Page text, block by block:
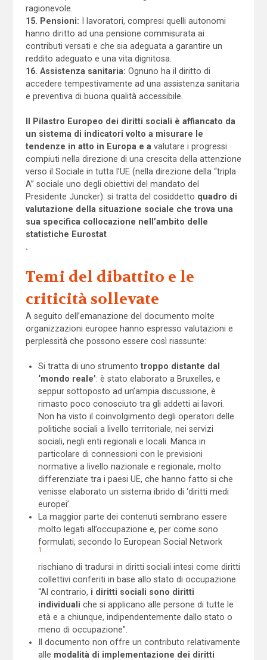
ragionevole.
15. Pensioni:
I lavoratori, compresi quelli autonomi
hanno diritto ad una pensione commisurata ai
contributi versati e che sia adeguata a garantire un
reddito adeguato e una vita dignitosa.
16. Assistenza sanitaria: Ognuno ha il diritto di
accedere tempestivamente ad una assistenza sanitaria
e preventiva di buona qualità accessibile.
Il Pilastro Europeo dei diritti sociali è affiancato da
un sistema di indicatori volto a misurare le
tendenze in atto in Europa e a valutare i progressi
compiuti nella direzione di una crescita della attenzione
verso il Sociale in tutta l’UE (nella direzione della “tripla
A” sociale uno degli obiettivi del mandato del
Presidente Juncker): si tratta del cosiddetto quadro di
valutazione della situazione sociale che trova una
sua specifica collocazione nell’ambito delle
statistiche Eurostat
.
Temi del dibattito e le
criticità sollevate
A seguito dell’emanazione del documento molte
organizzazioni europee hanno espresso valutazioni e
perplessità che possono essere così riassunte:
Si tratta di uno strumentotroppo distante dal
‘mondo reale’: è stato elaborato a Bruxelles, e
seppur sottoposto ad un’ampia discussione, è
rimasto poco conosciuto tra gli addetti ai lavori.
Non ha visto il coinvolgimento degli operatori delle
politiche sociali a livello territoriale, nei servizi
sociali, negli enti regionali e locali. Manca in
particolare di connessioni con le previsioni
normative a livello nazionale e regionale, molto
differenziate tra i paesi UE, che hanno fatto si che
venisse elaborato un sistema ibrido di ‘diritti medi
europei’.
La maggior parte dei contenuti sembrano essere
molto legati all’occupazione e, per come sono
formulati, secondo lo European Social Network
1
rischiano di tradursi in diritti sociali intesi come diritti
collettivi conferiti in base allo stato di occupazione.
“Al contrario, i diritti sociali sono diritti
individuali che si applicano alle persone di tutte le
età e a chiunque, indipendentemente dallo stato o
meno di occupazione”.
Il documento non offre un contributo relativamente
alle modalità di implementazione dei diritti